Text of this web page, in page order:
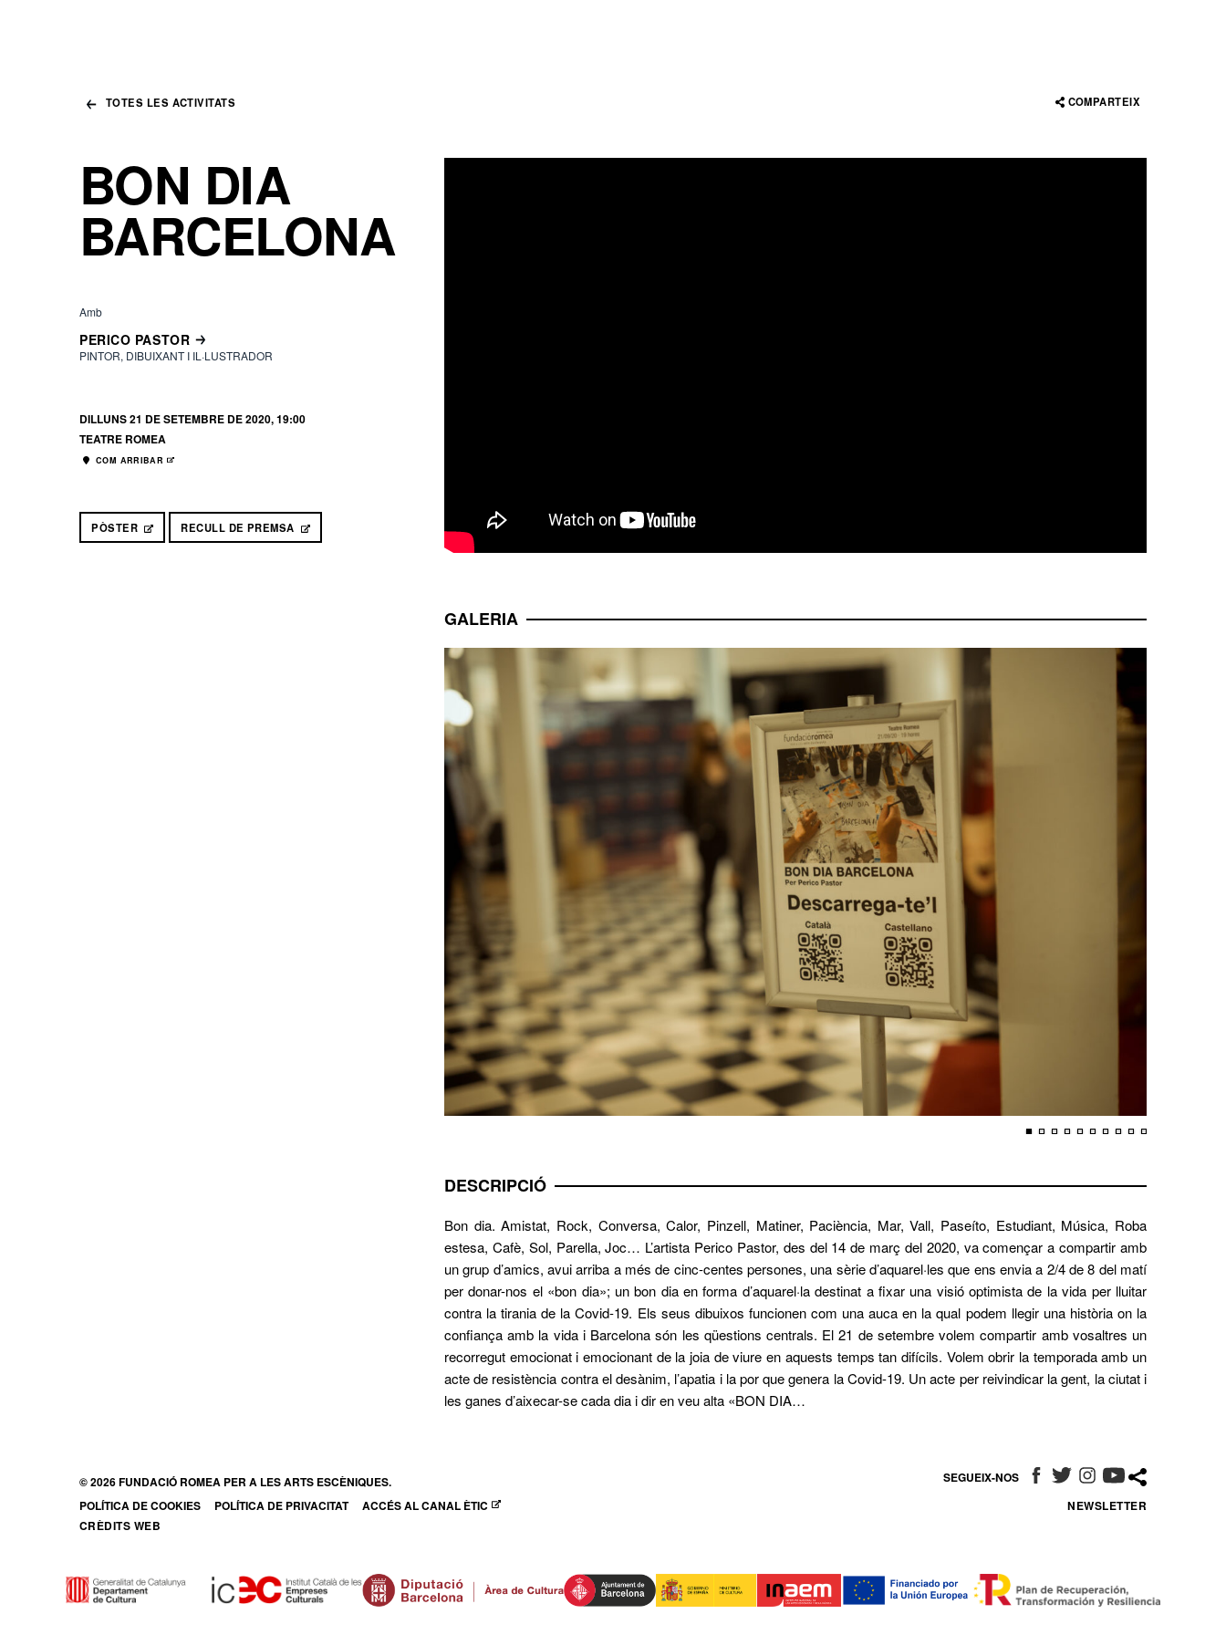
TOTES LES ACTIVITATS COMPARTEIX
BON DIA
BARCELONA
Amb
PERICO PASTOR
PINTOR, DIBUIXANT I IL·LUSTRADOR
DILLUNS 21 DE SETEMBRE DE 2020, 19:00
TEATRE ROMEA
COM ARRIBAR ABRE EN NUEVA VENTANA
PÒSTER ABRE EN NUEVA VENTANA
RECULL DE PREMSA ABRE EN NUEVA VENTANA
GALERIA
DESCRIPCIÓ
Bon dia. Amistat, Rock, Conversa, Calor, Pinzell, Matiner, Paciència, Mar, Vall, Paseíto, Estudiant, Música, Roba
estesa, Cafè, Sol, Parella, Joc… L’artista Perico Pastor, des del 14 de març del 2020, va començar a compartir amb
un grup d’amics, avui arriba a més de cinc-centes persones, una sèrie d’aquarel·les que ens envia a 2/4 de 8 del matí
per donar-nos el «bon dia»; un bon dia en forma d’aquarel·la destinat a fixar una visió optimista de la vida per lluitar
contra la tirania de la Covid-19. Els seus dibuixos funcionen com una auca en la qual podem llegir una història on la
confiança amb la vida i Barcelona són les qüestions centrals. El 21 de setembre volem compartir amb vosaltres un
recorregut emocionat i emocionant de la joia de viure en aquests temps tan difícils. Volem obrir la temporada amb un
acte de resistència contra el desànim, l’apatia i la por que genera la Covid-19. Un acte per reivindicar la gent, la ciutat i
les ganes d’aixecar-se cada dia i dir en veu alta «BON DIA…
© 2026 FUNDACIÓ ROMEA PER A LES ARTS ESCÈNIQUES. SEGUEIX-NOS ABRE EN NUEVA VENTANA
ABRE EN NUEVA VENTANA
ABRE EN NUEVA
ABRE EN NUEVA
POLÍTICA DE COOKIES
POLÍTICA DE PRIVACITAT ACCÉS AL CANAL ÈTIC
ABRE EN NUEVA VENTANA
CRÈDITS WEB
NEWSLETTER